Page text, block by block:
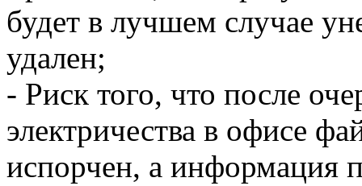
будет в лучшем случае
удален;
- Риск того, что после
электричества в офисе
испорчен, а информация